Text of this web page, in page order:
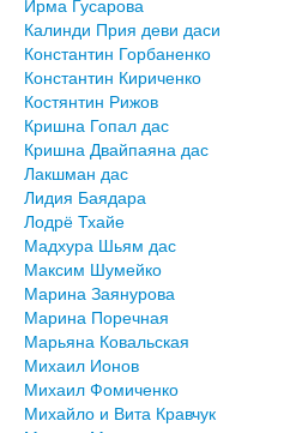
Ирма Гусарова
Калинди Прия деви даси
Константин Горбаненко
Константин Кириченко
Костянтин Рижов
Кришна Гопал дас
Кришна Двайпаяна дас
Лакшман дас
Лидия Баядара
Лодрё Тхайе
Мадхура Шьям дас
Максим Шумейко
Марина Заянурова
Марина Поречная
Марьяна Ковальская
Михаил Ионов
Михаил Фомиченко
Михайло и Вита Кравчук